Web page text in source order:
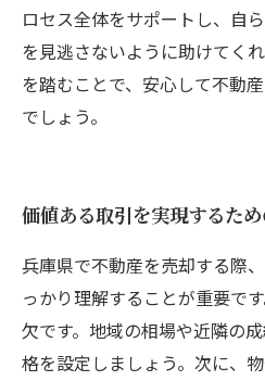
ロセス全体をサポートし、自
を見逃さないように助けてく
を踏むことで、安心して不動
でしょう。
価値ある取引を実現するた
兵庫県で不動産を売却する際
っかり理解することが重要で
欠です。地域の相場や近隣の
格を設定しましょう。次に、